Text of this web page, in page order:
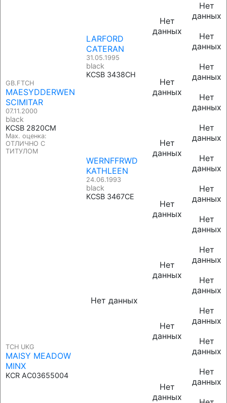
GB.FTCH
MAESYDDERWEN
SCIMITAR
07.11.2000
black
KCSB 2820CM
Max. оценка:
ОТЛИЧНО С
ТИТУЛОМ
LARFORD
CATERAN
31.05.1995
black
KCSB 3438CH
Нет
данных
Нет
данных
Нет
данных
Нет
данных
Нет
данных
Нет
данных
WERNFFRWD
KATHLEEN
24.06.1993
black
KCSB 3467CE
Нет
данных
Нет
данных
Нет
данных
Нет
данных
Нет
данных
Нет
данных
TCH UKG
MAISY MEADOW
MINX
KCR AC03655004
Нет данных
Нет
данных
Нет
данных
Нет
данных
Нет
данных
Нет
данных
Нет
данных
Нет
данных
Нет
данных